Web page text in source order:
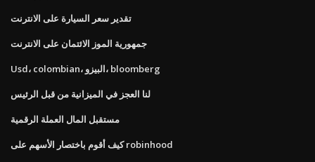
تقدير سعر السيارة على الانترنت
جمهورية الموز الائتمان على الانترنت
Usd، colombian، البيزو، bloomberg
لنا العجز في الميزانية من قبل الرئيس
مستقبل المال العملة الرقمية
كيف أقوم باختصار الأسهم على robinhood